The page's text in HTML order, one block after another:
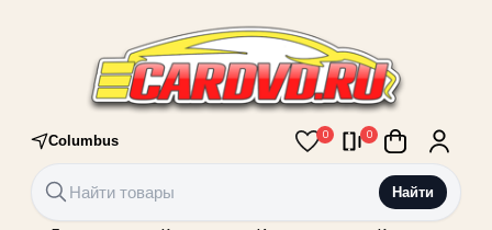
Columbus 0 0
Найти